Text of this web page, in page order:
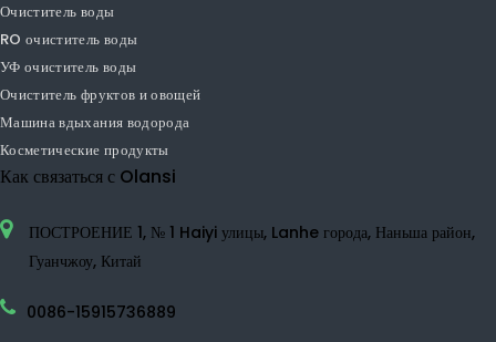
Очиститель воздуха TVOC
HEPA очиститель воздуха
Домашний очиститель воздуха
Машина водорода
Водородная водяная машина
Дезинфицирующее средство для воды